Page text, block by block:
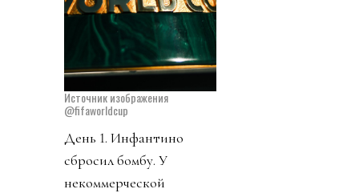
Источник изображения
@fifaworldcup
День 1. Инфантино
сбросил бомбу. У
некоммерческой